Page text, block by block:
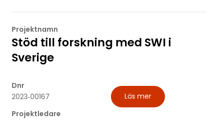
Projektnamn
Stöd till forskning med SWI i
Sverige
Dnr
2023‐00167
Projektledare
Läs mer